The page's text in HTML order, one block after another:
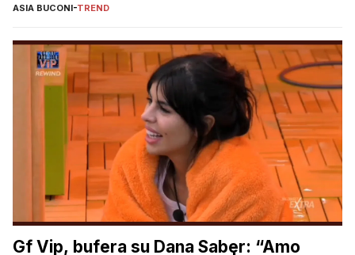
ASIA BUCONI-TREND
Gf Vip, bufera su Dana Saber: “Amo